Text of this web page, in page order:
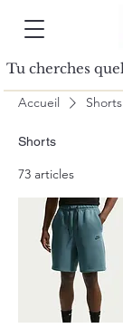
Accueil Shorts
Shorts
73 articles